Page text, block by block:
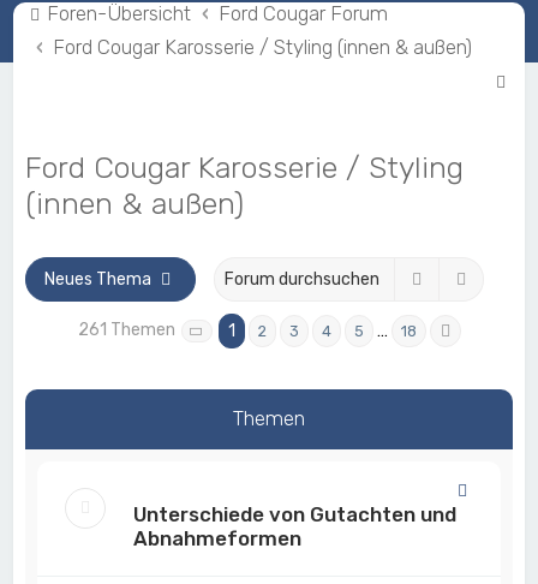
Foren-Übersicht
Ford Cougar Forum
Ford Cougar Karosserie / Styling (innen & außen)
Ford Cougar Karosserie / Styling
(innen & außen)
Neues Thema Suche
261 Themen Seite von18
1 2 3 4 5 … 18
Themen
Unterschiede von Gutachten und
Abnahmeformen